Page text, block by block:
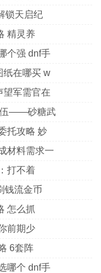
锁天启纪
精灵养
个强 dnf手
纸在哪买 w
望军需官在
伍——砂糖武
托攻略 妙
材料需求一
打不着
钱流金币
怎么抓
前期少
6套阵
哪个 dnf手